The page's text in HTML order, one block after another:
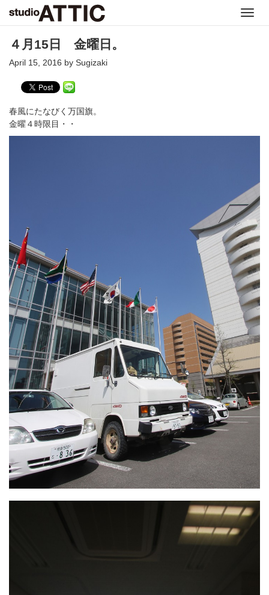
４月15日 金曜日。
April 15, 2016 by Sugizaki
春風にたなびく万国旗。
金曜４時限目・・